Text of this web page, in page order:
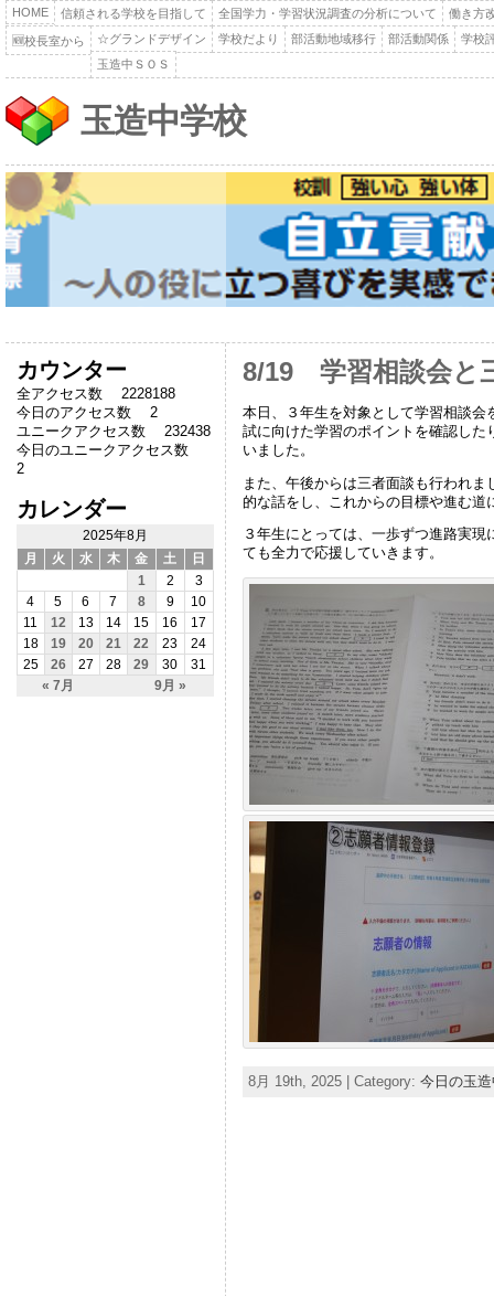
HOME 信頼される学校を目指して 全国学力・学習状況調査の分析について 働き方
🆕校長室から ☆グランドデザイン 学校だより 部活動地域移行 部活動関係
学校
玉造中ＳＯＳ
玉造中学校
カウンター
全アクセス数 2228188
今日のアクセス数 2
ユニークアクセス数 232438
今日のユニークアクセス数
2
カレンダー
2025年8月
月
火 水 木 金 土 日
« 7月 9月 »
1 2
3
4
5 6 7 8 9
10
11
12 13 14 15 16
17
18
19 20 21 22 23
24
25
26 27 28 29 30 31
8/19 学習相談会と
本日、３年生を対象として学習相談
試に向けた学習のポイントを確認し
いました。
また、午後からは三者面談も行われ
的な話をし、これからの目標や進む
３年生にとっては、一歩ずつ進路実
ても全力で応援していきます。
8月 19th, 2025 | Category: 今日の玉